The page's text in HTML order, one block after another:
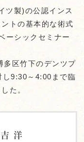
ツ製)の公認インス
トの基本的な術式
ーシックセミナー
多区竹下のデンツプ
し9:30～4:00まで臨
た。
吉 洋